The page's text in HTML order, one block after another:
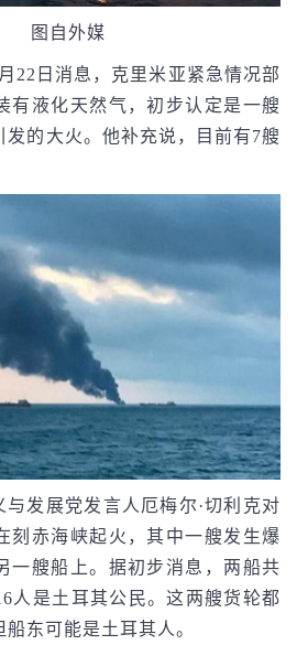
图自外媒
22日消息，克里米亚紧急情况部
有液化天然气，初步认定是一艘
的大火。他补充说，目前有7艘
与发展党发言人厄梅尔·切利克对
刻赤海峡起火，其中一艘发生爆
一艘船上。据初步消息，两船共
人是土耳其公民。这两艘货轮都
东可能是土耳其人。